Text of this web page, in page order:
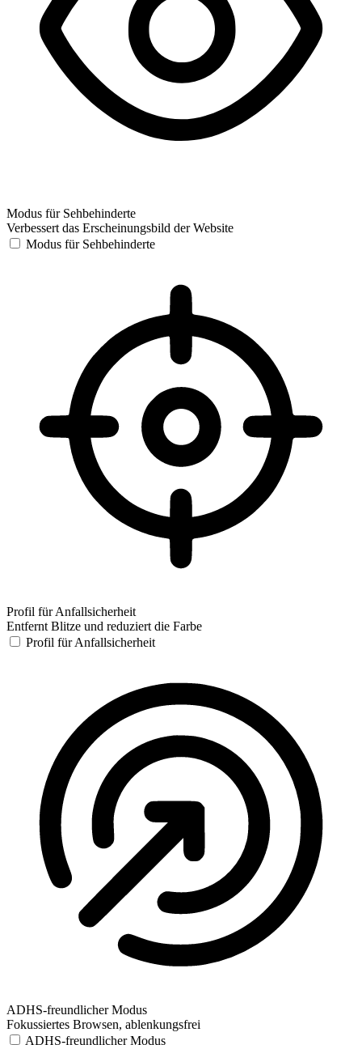
Modus für Sehbehinderte
Verbessert das Erscheinungsbild der Website
Modus für Sehbehinderte
Profil für Anfallsicherheit
Entfernt Blitze und reduziert die Farbe
Profil für Anfallsicherheit
ADHS-freundlicher Modus
Fokussiertes Browsen, ablenkungsfrei
ADHS-freundlicher Modus